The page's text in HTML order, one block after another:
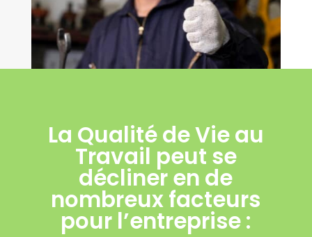
La Qualité de Vie au
Travail peut se
décliner en de
nombreux facteurs
pour l’entreprise :